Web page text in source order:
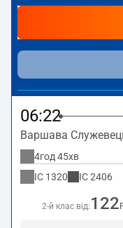
пропонують нижчу
подорожі.
06:22
Варшава
4год 45хв
IC 1320 IC2406
2-й клас від: 122